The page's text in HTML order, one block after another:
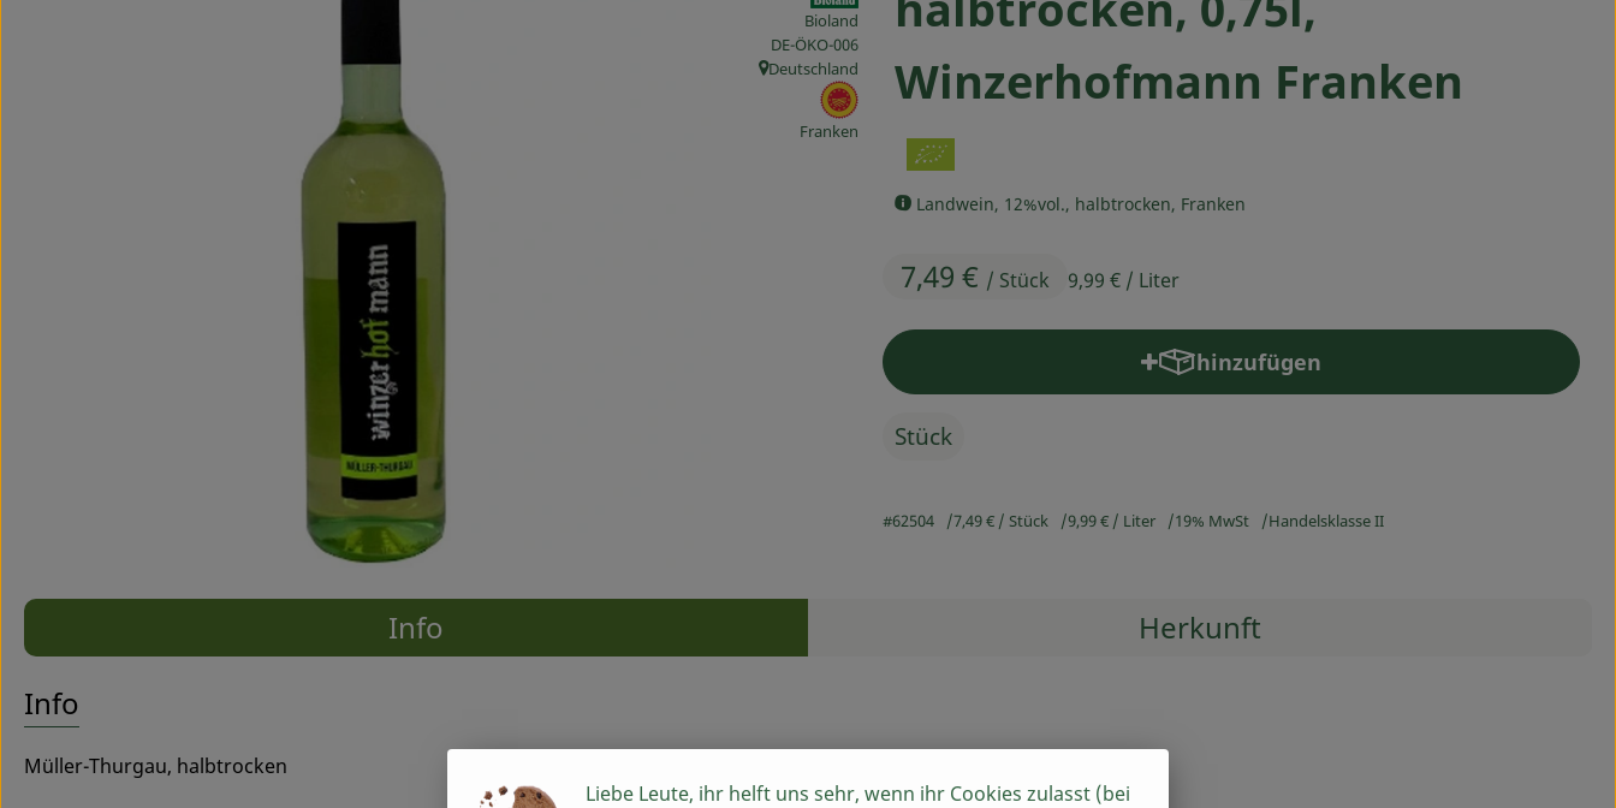
Winzerhofmann Franken
Landwein, 12%vol., halbtrocken, Franken
7,49 € / Stück 9,99 € / Liter
Bioland
, Kontrollstelle:
DE-ÖKO-006
, Herkunft:
Deutschland
, EU Herkunft:
Franken
hinzufügen
Produkt zum Warenkorb hinzufügen
Stück
#62504 7,49 € / Stück 9,99 € / Liter 19% MwSt Handelsklasse II
Rezepte
Info
Herkunft
Info
Müller-Thurgau, halbtrocken
Liebe Leute, ihr helft uns sehr, wenn ihr Cookies zulasst (bei